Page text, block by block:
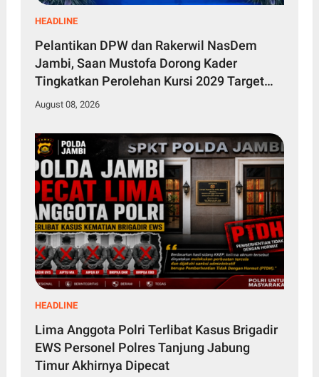
HEADLINE
Pelantikan DPW dan Rakerwil NasDem
Jambi, Saan Mustofa Dorong Kader
Tingkatkan Perolehan Kursi 2029 Target
Tembus 4 Besar
August 08, 2026
HEADLINE
Lima Anggota Polri Terlibat Kasus Brigadir
EWS Personel Polres Tanjung Jabung
Timur Akhirnya Dipecat